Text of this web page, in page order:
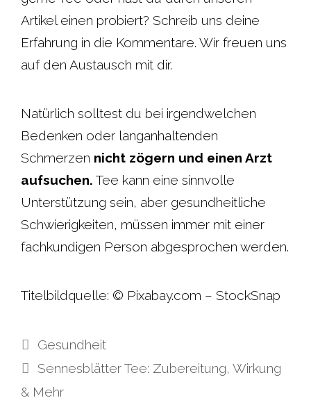
Artikel einen probiert? Schreib uns deine
Erfahrung in die Kommentare. Wir freuen uns
auf den Austausch mit dir.
Natürlich solltest du bei irgendwelchen
Bedenken oder langanhaltenden
Schmerzen nicht zögern und einen Arzt
aufsuchen. Tee kann eine sinnvolle
Unterstützung sein, aber gesundheitliche
Schwierigkeiten, müssen immer mit einer
fachkundigen Person abgesprochen werden.
Titelbildquelle: © Pixabay.com – StockSnap
Kategorien
Gesundheit
Sennesblätter Tee: Zubereitung, Wirkung
& Mehr